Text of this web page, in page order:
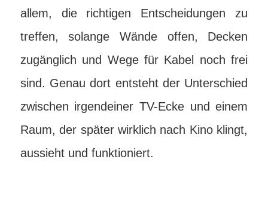
allem, die richtigen Entscheidungen zu
treffen, solange Wände offen, Decken
zugänglich und Wege für Kabel noch frei
sind. Genau dort entsteht der Unterschied
zwischen irgendeiner TV-Ecke und einem
Raum, der später wirklich nach Kino klingt,
aussieht und funktioniert.